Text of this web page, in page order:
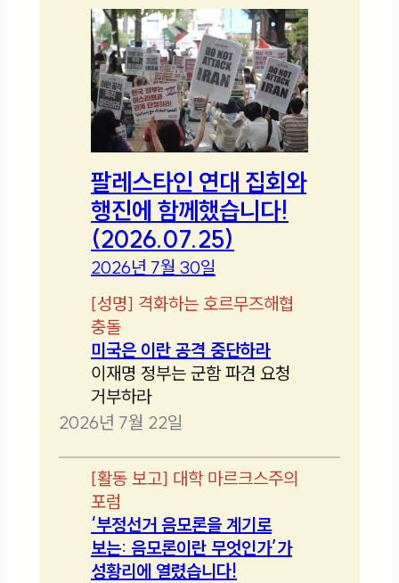
팔레스타인 연대 집회와
행진에 함께했습니다!
(2026.07.25)
2026년 7월 30일
[성명] 격화하는 호르무즈해협
충돌
미국은 이란 공격 중단하라
이재명 정부는 군함 파견 요청
거부하라
2026년 7월 22일
[활동 보고] 대학 마르크스주의
포럼
‘부정선거 음모론을 계기로
보는: 음모론이란 무엇인가’가
성황리에 열렸습니다!